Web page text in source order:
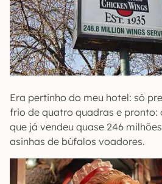
Era pertinho do meu hotel: só
frio de quatro quadras e pronto:
que já vendeu quase 246
asinhas de búfalos voadores.